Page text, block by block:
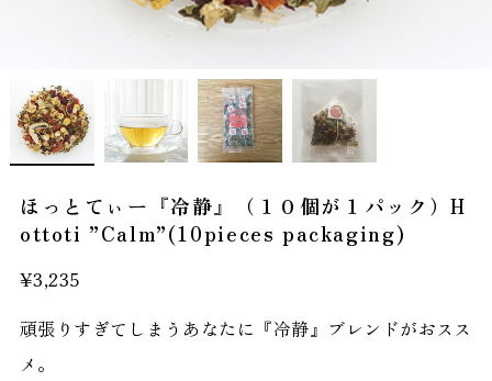
ほっとてぃー『冷静』（１０個が１パック）H
ottoti ”Calm”(10pieces packaging)
¥3,235
頑張りすぎてしまうあなたに『冷静』ブレンドがおスス
メ。